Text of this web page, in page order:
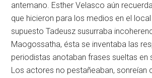
antemano. Esther Velasco aún
que hicieron para los medios en el local
supuesto Tadeusz susurraba
Maogossatha, ésta se inventaba las
periodistas anotaban frases sueltas en
Los actores no pestañeaban, sonreían